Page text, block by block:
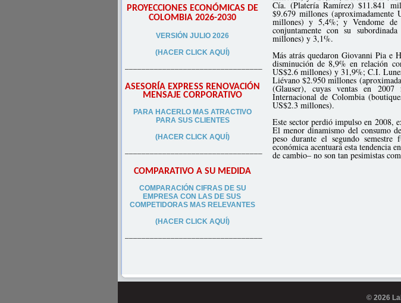
PROYECCIONES ECONÓMICAS DE
COLOMBIA 2026-2030
VERSIÓN JULIO 2026
(HACER CLICK AQUÍ)
–––––––––––––––––––––––––––––––––
ASESORÍA EXPRESS RENOVACIÓN
MENSAJE CORPORATIVO
PARA HACERLO MAS ATRACTIVO
PARA SUS CLIENTES
(HACER CLICK AQUÍ)
–––––––––––––––––––––––––––––––––
COMPARATIVO A SU MEDIDA
COMPARACIÓN CIFRAS DE SU
EMPRESA CON LAS DE SUS
COMPETIDORAS MAS RELEVANTES
(HACER CLICK AQUÍ)
–––––––––––––––––––––––––––––––––
Cía. (Platería Ramírez) $11.841
$9.679 millones
millones) y 5,4%; y Vendome de
conjuntamente con su
millones) y 3,1%.
Más atrás quedaron Giovanni Pia e
disminución de 8,9% en relación
US$2.6 millones) y 31,9%; C.I.
Liévano $2.950 millones
(Glauser), cuyas ventas en
Internacional de Colombia
US$2.3 millones).
Este sector perdió impulso en 2008,
El menor dinamismo del consumo
peso durante el segundo semestre
económica acentuará esta tendencia
de cambio– no son tan pesimistas
© 2026